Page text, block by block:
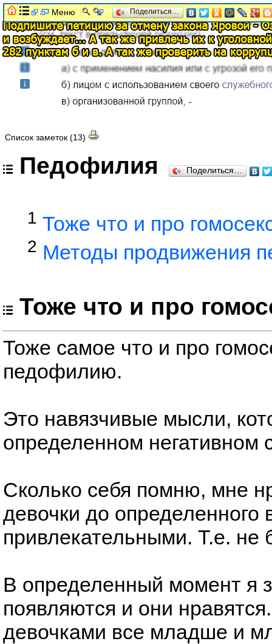
Список заметок (13)
Педофилия Поделиться…
1 Тоже что и про
2 Методы продвижения
Тоже что и про
Тоже самое что и про
педофилию.
Это навязчивые мысли,
определенном негативном
Сколько себя помню, мне
девочки до определенного
привлекательными. Т.е. не
В определенный момент я
появляются и они
девочками все младше и
Меню Поделиться…